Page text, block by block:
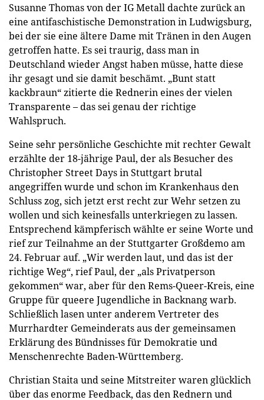
Susanne Thomas von der IG Metall dachte zurück an
eine antifaschistische Demonstration in Ludwigsburg,
bei der sie eine ältere Dame mit Tränen in den Augen
getroffen hatte. Es sei traurig, dass man in
Deutschland wieder Angst haben müsse, hatte diese
ihr gesagt und sie damit beschämt. „Bunt statt
kackbraun“ zitierte die Rednerin eines der vielen
Transparente – das sei genau der richtige
Wahlspruch.
Seine sehr persönliche Geschichte mit rechter Gewalt
erzählte der 18-jährige Paul, der als Besucher des
Christopher Street Days in Stuttgart brutal
angegriffen wurde und schon im Krankenhaus den
Schluss zog, sich jetzt erst recht zur Wehr setzen zu
wollen und sich keinesfalls unterkriegen zu lassen.
Entsprechend kämpferisch wählte er seine Worte und
rief zur Teilnahme an der Stuttgarter Großdemo am
24. Februar auf. „Wir werden laut, und das ist der
richtige Weg“, rief Paul, der „als Privatperson
gekommen“ war, aber für den Rems-Queer-Kreis, eine
Gruppe für queere Jugendliche in Backnang warb.
Schließlich lasen unter anderem Vertreter des
Murrhardter Gemeinderats aus der gemeinsamen
Erklärung des Bündnisses für Demokratie und
Menschenrechte Baden-Württemberg.
Christian Staita und seine Mitstreiter waren glücklich
über das enorme Feedback, das den Rednern und